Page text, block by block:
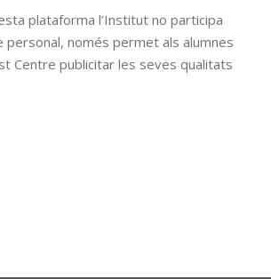
plataforma l’Institut no participa
personal, només permet als alumnes
Centre publicitar les seves qualitats